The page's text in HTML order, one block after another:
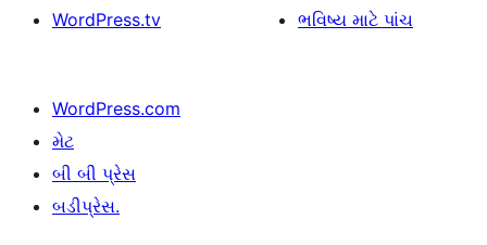
WordPress.tv
ભવિષ્ય માટે પાંચ
WordPress.com
મેટ
બી બી પ્રેસ
બડીપ્રેસ.